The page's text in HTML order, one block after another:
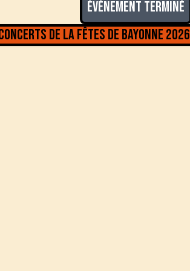
Événement terminé
de laFêtes de Bayonne 2026